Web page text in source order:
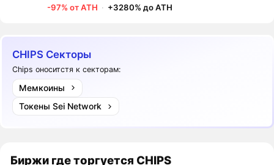
-97% от ATH · +3280% до ATH
CHIPS Секторы
Chips оноситстя к секторам:
Мемкоины
Токены Sei Network
Биржи где торгуется CHIPS